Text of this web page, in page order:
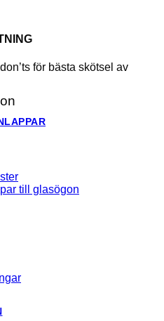
för bästa skötsel av
till glasögon